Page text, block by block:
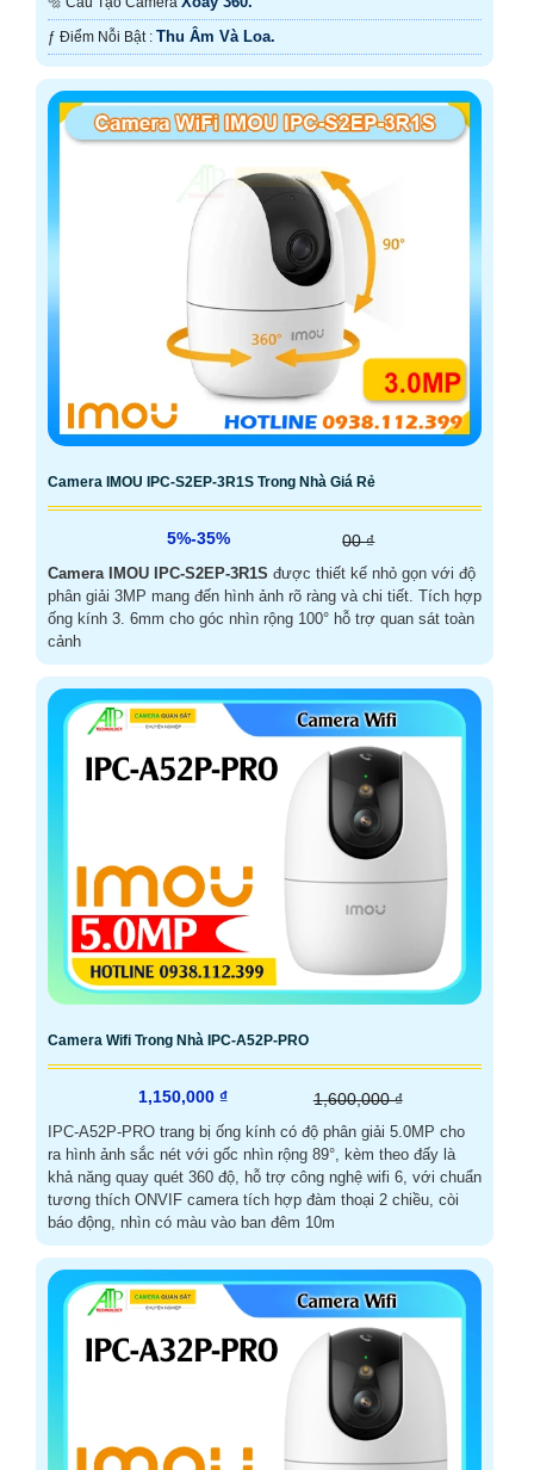
️ƒ Điểm Nỗi Bật : Thu Âm Và Loa.
Camera IMOU IPC-S2EP-3R1S Trong Nhà Giá Rẻ
5%-35% 00 ₫
Camera IMOU IPC-S2EP-3R1S được thiết kế nhỏ gọn với độ
phân giải 3MP mang đến hình ảnh rõ ràng và chi tiết. Tích hợp
ống kính 3. 6mm cho góc nhìn rộng 100° hỗ trợ quan sát toàn
cảnh
Camera Wifi Trong Nhà IPC-A52P-PRO
1,150,000 ₫ 1,600,000 ₫
IPC-A52P-PRO trang bị ống kính có độ phân giải 5.0MP cho
ra hình ảnh sắc nét với gốc nhìn rộng 89°, kèm theo đấy là
khả năng quay quét 360 độ, hỗ trợ công nghệ wifi 6, với chuẩn
tương thích ONVIF camera tích hợp đàm thoại 2 chiều, còi
báo động, nhìn có màu vào ban đêm 10m